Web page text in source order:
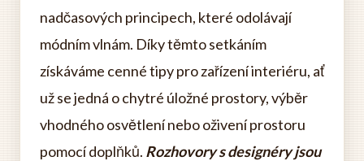
nadčasových principech, které odolávají
módním vlnám. Díky těmto setkáním
získáváme cenné tipy pro zařízení interiéru, ať
už se jedná o chytré úložné prostory, výběr
vhodného osvětlení nebo oživení prostoru
pomocí doplňků. Rozhovory s designéry jsou